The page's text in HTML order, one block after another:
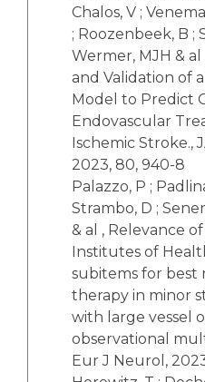
Chalos, V ;
; Roozenbeek, B ;
Wermer, MJH &
and Validation of
Model to Predict
Endovascular
Ischemic Stroke.,
2023, 80, 940-8
Palazzo, P ;
Strambo, D ;
& al , Relevance
Institutes of
subitems for best
therapy in minor
with large vessel
observational
Eur J Neurol,